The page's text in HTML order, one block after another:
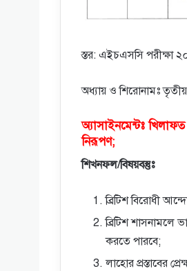
স্তর: এইচএসসি পরীক্ষা
অধ্যায় ও শিরোনামঃ
অ্যাসাইনমেন্টঃ
নিরূপণ;
শিখনফল/বিষয়বস্তুঃ
ব্রিটিশ বিরােধী
ব্রিটিশ শাসনামলে
করতে পারবে;
লাহাের প্রস্তাবের